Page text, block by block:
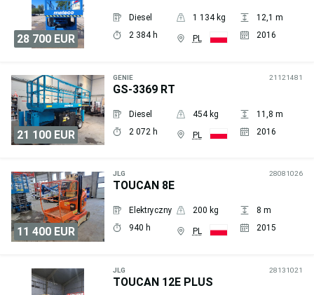
28 700 EUR
Diesel 1 134 kg
12,1 m
2 384 h
PL 2016
21 100 EUR
GENIE
GS-3369 RT
21121481
Diesel 454 kg
11,8 m
2 072 h
PL 2016
11 400 EUR
JLG
TOUCAN 8E
28081026
Elektryczny 200 kg
8 m
940 h
PL 2015
JLG
TOUCAN 12E PLUS
28131021